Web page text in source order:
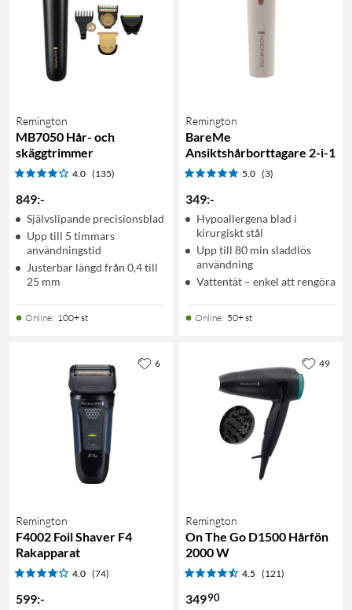
Remington
MB7050 Hår- och
skäggtrimmer
4.0 (135)
849:-
Självslipande precisionsblad
Upp till 5 timmars
användningstid
Justerbar längd från 0,4 till
25 mm
Online: 100+ st
Remington
BareMe
Ansiktshårborttagare 2-i-1
5.0 (3)
349:-
Hypoallergena blad i
kirurgiskt stål
Upp till 80 min sladdlös
användning
Vattentät – enkel att rengöra
Online: 50+ st
Remington
F4002 Foil Shaver F4
Rakapparat
4.0 (74)
599:-
6
Remington
On The Go D1500 Hårfön
2000 W
4.5 (121)
34990
49